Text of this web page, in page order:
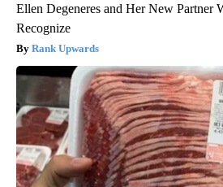
Ellen Degeneres and Her New Partner
Recognize
Rank Upwards